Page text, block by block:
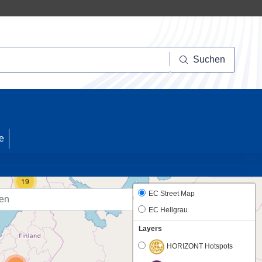
Suchen
19
EC Street Map
EC Hellgrau
Layers
HORIZONT Hotspots